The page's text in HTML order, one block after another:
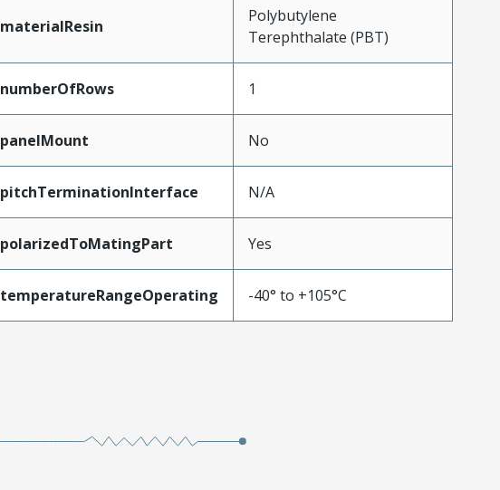
materialResin
Polybutylene
Terephthalate (PBT)
numberOfRows 1
panelMount No
pitchTerminationInterface N/A
polarizedToMatingPart Yes
temperatureRangeOperating -40° to +105°C